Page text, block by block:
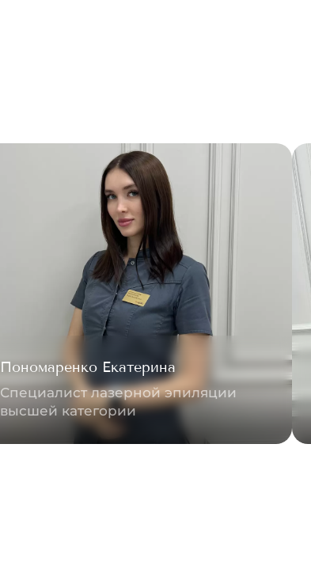
Пономаренко Екатерина
Специалист лазерной эпиляции
высшей категории